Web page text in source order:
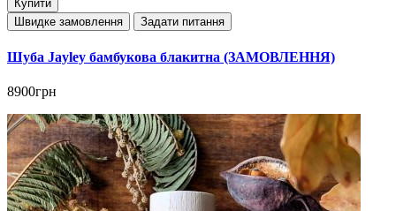
Купити
Швидке замовлення
Задати питання
Шуба Jayley бамбукова блакитна (ЗАМОВЛЕННЯ)
8900грн